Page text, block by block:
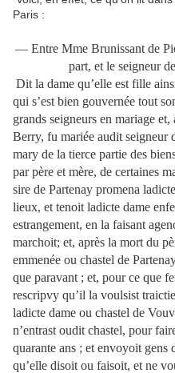
Paris :
— Entre Mme Brunissant de
part, et le seigneur
Dit la dame qu’elle est fille
qui s’est bien gouvernée tout
grands seigneurs en mariage
Berry, fu mariée audit seigneur
mary de la tierce partie des
par père et mère, de certaines
sire de Partenay promena
lieux, et tenoit ladicte dame
estrangement, en la faisant
marchoit; et, après la mort du
emmenée ou chastel de
que paravant ; et, pour ce que
rescripvy qu’il la voulsist
ladicte dame ou chastel de
n’entrast oudit chastel, pour
quarante ans ; et envoyoit gens
qu’elle disoit ou faisoit, et ne